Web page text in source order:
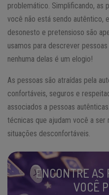
problemático. Simplificando, as
você não está sendo autêntico,
desonesto e pretensioso são
usamos para descrever
nenhuma delas é um elogio!
As pessoas são atraídas pela
confortáveis, seguros e
associados a pessoas
técnicas que ajudam você a ser
situações desconfortáveis.
ENCONTRE AS
VOCÊ